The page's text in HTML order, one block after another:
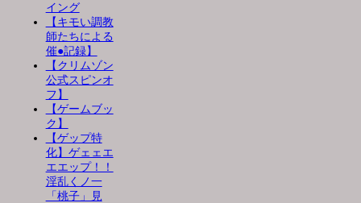
イング
【キモい調教
師たちによる
催●記録】
【クリムゾン
公式スピンオ
フ】
【ゲームブッ
ク】
【ゲップ特
化】ゲェェエ
エエップ！！
淫乱くノ一
「桃子」見